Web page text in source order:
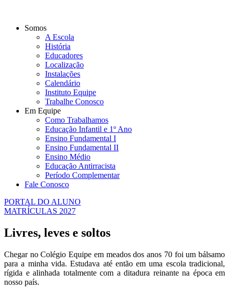
Somos
A Escola
História
Educadores
Localização
Instalações
Calendário
Instituto Equipe
Trabalhe Conosco
Em Equipe
Como Trabalhamos
Educação Infantil e 1º Ano
Ensino Fundamental I
Ensino Fundamental II
Ensino Médio
Educação Antirracista
Período Complementar
Fale Conosco
PORTAL DO ALUNO
MATRÍCULAS 2027
Livres, leves e soltos
Chegar no Colégio Equipe em meados dos anos 70 foi um bálsamo
para a minha vida. Estudava até então em uma escola tradicional,
rígida e alinhada totalmente com a ditadura reinante na época em
nosso país.